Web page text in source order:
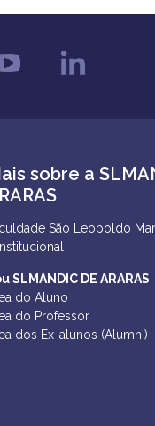
sobre a
São Leopoldo
SLMANDIC DE ARARAS
do Aluno
do Professor
dos Ex-alunos (Alumni)